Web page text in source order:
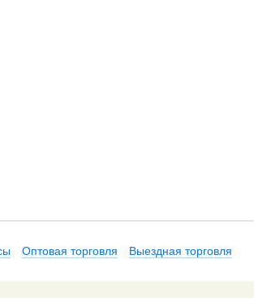
Оптовая торговля Выездная торговля